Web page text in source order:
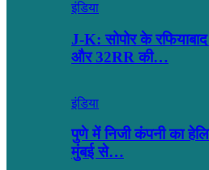
इंडिया
J-K: सोपोर के
और 32RR की…
इंडिया
पुणे में निजी कंपनी का
मुंबई से…